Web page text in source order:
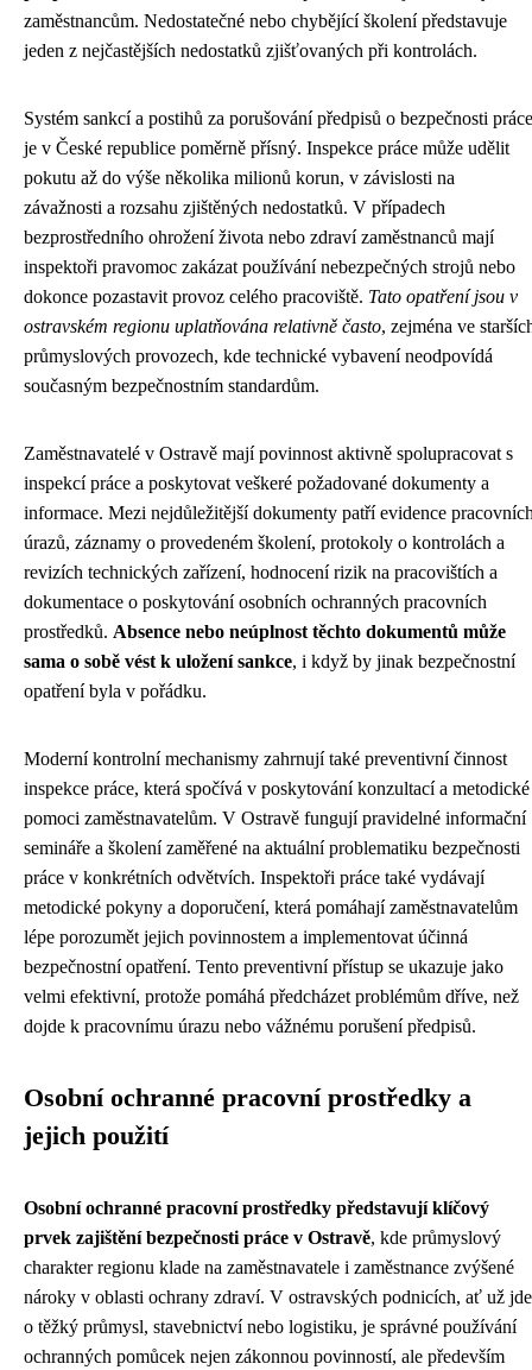
zaměstnancům. Nedostatečné nebo chybějící školení představuje
jeden z nejčastějších nedostatků zjišťovaných při kontrolách.
Systém sankcí a postihů za porušování předpisů o bezpečnosti práce
je v České republice poměrně přísný. Inspekce práce může udělit
pokutu až do výše několika milionů korun, v závislosti na
závažnosti a rozsahu zjištěných nedostatků. V případech
bezprostředního ohrožení života nebo zdraví zaměstnanců mají
inspektoři pravomoc zakázat používání nebezpečných strojů nebo
dokonce pozastavit provoz celého pracoviště. Tato opatření jsou v
ostravském regionu uplatňována relativně často, zejména ve
průmyslových provozech, kde technické vybavení neodpovídá
současným bezpečnostním standardům.
Zaměstnavatelé v Ostravě mají povinnost aktivně spolupracovat s
inspekcí práce a poskytovat veškeré požadované dokumenty a
informace. Mezi nejdůležitější dokumenty patří evidence
úrazů, záznamy o provedeném školení, protokoly o kontrolách a
revizích technických zařízení, hodnocení rizik na pracovištích a
dokumentace o poskytování osobních ochranných pracovních
prostředků. Absence nebo neúplnost těchto dokumentů může
sama o sobě vést k uložení sankce, i když by jinak bezpečnostní
opatření byla v pořádku.
Moderní kontrolní mechanismy zahrnují také preventivní činnost
inspekce práce, která spočívá v poskytování konzultací a metodické
pomoci zaměstnavatelům. V Ostravě fungují pravidelné informační
semináře a školení zaměřené na aktuální problematiku bezpečnosti
práce v konkrétních odvětvích. Inspektoři práce také vydávají
metodické pokyny a doporučení, která pomáhají zaměstnavatelům
lépe porozumět jejich povinnostem a implementovat účinná
bezpečnostní opatření. Tento preventivní přístup se ukazuje jako
velmi efektivní, protože pomáhá předcházet problémům dříve, než
dojde k pracovnímu úrazu nebo vážnému porušení předpisů.
Osobní ochranné pracovní prostředky a
jejich použití
Osobní ochranné pracovní prostředky představují klíčový
prvek zajištění bezpečnosti práce v Ostravě, kde průmyslový
charakter regionu klade na zaměstnavatele i zaměstnance zvýšené
nároky v oblasti ochrany zdraví. V ostravských podnicích, ať už jde
o těžký průmysl, stavebnictví nebo logistiku, je správné používání
ochranných pomůcek nejen zákonnou povinností, ale především